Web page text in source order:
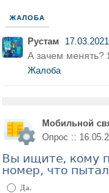
ЖАЛОБА
Рустам
А зачем менять?
Жалоба
Мобильной
Опрос ::
Вы ищите, кому
номер, что
Да.